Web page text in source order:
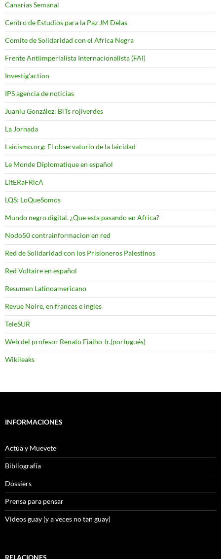
Canarias Semanal
Centro de Estudios para la Paz JM Delas
Comite de Solidaridad con el Africa Negra
Frente Antiimperialista Internacionalista (FAI)
Investig'action
IPS agencia de noticias
Juanlu González: BiTs rojiverdes
La Jornada
Laicismo.org: El observatorio de la laicidad
Le Monde Diplomatique en español
LitERaFRicA
LQS: LoQueSomos
Mundo negro digital. ¿Que esta pasando en Africa?
Nodo50 contrainformacion en red
Red de Solidaridad con los Prisioneros Palestinos
Red Voltaire en español
Resumen Latinoamericano
Revue Noire, en frances e ingles
TeleSUR
Web del profesor Renato Fialho Jr.(portugués)
Wikileaks
INFORMACIONES
Actúa y Muevete
Bibliografía
Dossiers
Prensa para pensar
Videos guay (y a veces no tan guay)
RELACIONES